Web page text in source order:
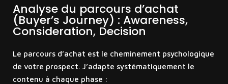
Analyse du parcours d’achat
(Buyer’s Journey) : Awareness,
Consideration, Decision
Le parcours d’achat est le cheminement psychologique
de votre prospect. J’adapte systématiquement le
contenu à chaque phase :